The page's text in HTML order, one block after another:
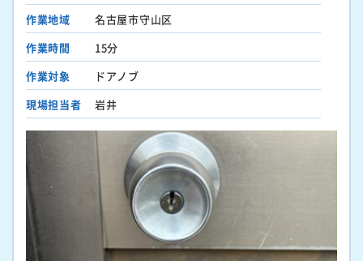
作業地域
名古屋市守山区
作業時間
15分
作業対象
ドアノブ
現場担当者
岩井